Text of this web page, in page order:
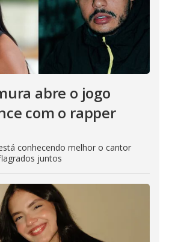
e
o
abre o jogo
com o rapper
conhecendo melhor o cantor
juntos